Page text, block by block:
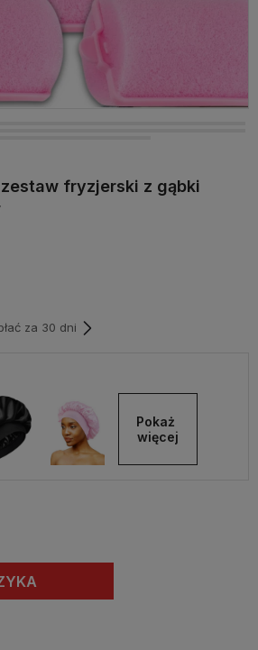
zestaw fryzjerski z gąbki
za 30 dni
Pokaż
więcej